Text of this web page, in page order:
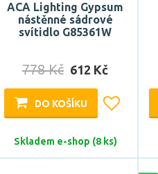
ACA Lighting Gypsum
nástěnné sádrové
svítidlo G85361W
778 Kč 612 Kč
DO KOŠÍKU
Skladem e-shop (8 ks)